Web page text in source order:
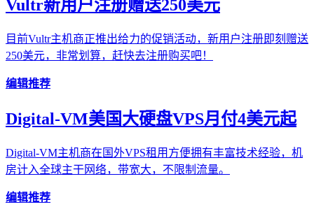
Vultr新用户注册赠送250美元
目前Vultr主机商正推出给力的促销活动，新用户注册即刻赠送
250美元，非常划算，赶快去注册购买吧！
编辑推荐
Digital-VM美国大硬盘VPS月付4美元起
Digital-VM主机商在国外VPS租用方便拥有丰富技术经验，机
房计入全球主干网络，带宽大，不限制流量。
编辑推荐